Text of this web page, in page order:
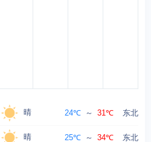
晴 24℃ ～ 31℃ 东北风
晴 25℃ ～ 34℃ 东北风